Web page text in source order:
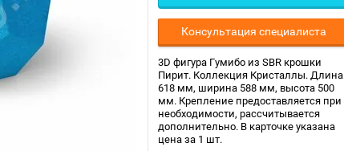
Консультация специалиста
3D фигура Гумибо из SBR крошки
Пирит. Коллекция Кристаллы. Длина
618 мм, ширина 588 мм, высота 500
мм. Крепление предоставляется при
необходимости, рассчитывается
дополнительно. В карточке указана
цена за 1 шт.